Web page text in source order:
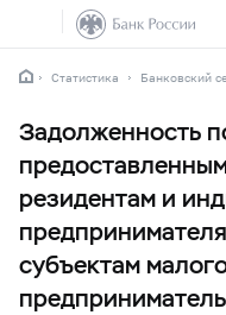
Статистика Банковский
Задолженность
резидентам и
субъектам